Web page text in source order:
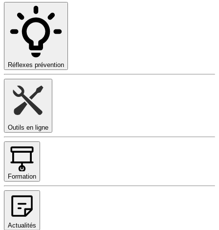
Réflexes prévention
Outils en ligne
Formation
Actualités